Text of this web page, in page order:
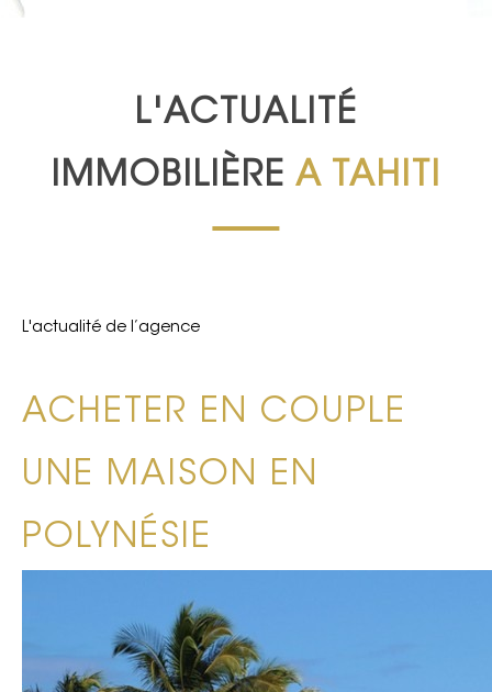
L'ACTUALITÉ
IMMOBILIÈRE A TAHITI
L'actualité de l’agence
ACHETER EN COUPLE
UNE MAISON EN
POLYNÉSIE